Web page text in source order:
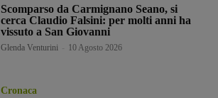
Scomparso da Carmignano Seano, si
cerca Claudio Falsini: per molti anni ha
vissuto a San Giovanni
Glenda Venturini 10 Agosto 2026
Cronaca